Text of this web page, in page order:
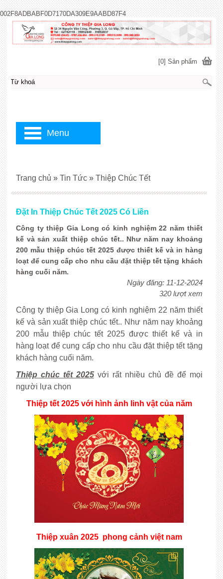
002F8ADBABF0D7170DA309E9AABD87F4
Đặt In Thiệp Chúc Tết 2025 Có Liền
Công ty thiệp Gia Long có kinh nghiệm 22 năm thiết
kế và sản xuất thiệp chúc tết.. Như năm nay khoảng
200 mẫu thiệp chúc tết 2025 được thiết kế và in hàng
loạt để cung cấp cho nhu cầu đặt thiệp tết tặng khách
hàng cuối năm.
Ngày đăng: 11-12-2024
320 lượt xem
Công ty thiệp Gia Long có kinh nghiệm 22 năm thiết
kế và sản xuất thiệp chúc tết.. Như năm nay khoảng
200 mẫu thiệp chúc tết 2025 được thiết kế và in
hàng loạt để cung cấp cho nhu cầu đặt thiệp tết tặng
khách hàng cuối năm.
Thiệp chúc tết 2025với rất nhiều chủ đề để mọi
người lựa chọn
Thiệp tết 2025 với hình ảnh linh vật của năm
Thiệp xuân 2025 phong cảnh việt nam
Trang chủ » Tin Tức » Thiệp Chúc Tết
[0] Sản phẩm
Menu